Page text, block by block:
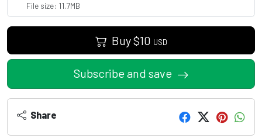
File size: 11.7MB
Buy$10 USD
Subscribe and save
Share